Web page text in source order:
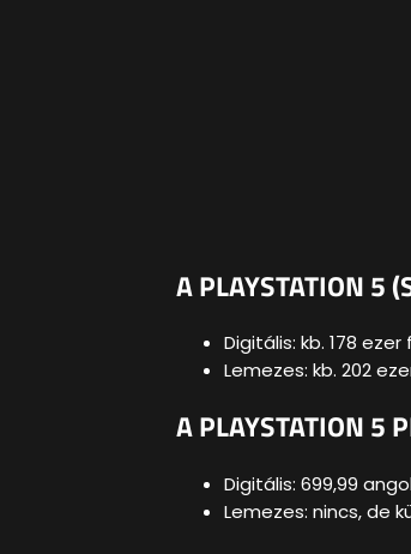
A PLAYSTATION 5
Digitális: kb. 178
Lemezes: kb. 202
A PLAYSTATION 5
Digitális: 699,99
Lemezes: nincs, de